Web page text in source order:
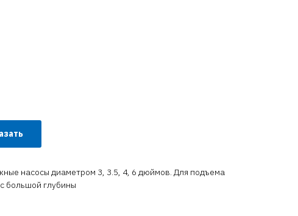
насосы диаметром 3, 3.5, 4, 6 дюймов. Для подъема
большой глубины